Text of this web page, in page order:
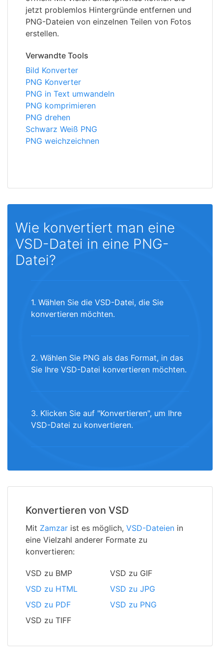
jetzt problemlos Hintergründe entfernen und
PNG-Dateien von einzelnen Teilen von Fotos
erstellen.
Verwandte Tools
Bild Konverter
PNG Konverter
PNG in Text umwandeln
PNG komprimieren
PNG drehen
Schwarz Weiß PNG
PNG weichzeichnen
Wie konvertiert man eine
VSD-Datei in eine PNG-
Datei?
1. Wählen Sie die VSD-Datei, die Sie
konvertieren möchten.
2. Wählen Sie PNG als das Format, in das
Sie Ihre VSD-Datei konvertieren möchten.
3. Klicken Sie auf "Konvertieren", um Ihre
VSD-Datei zu konvertieren.
Konvertieren von VSD
Mit Zamzar ist es möglich, VSD-Dateien in
eine Vielzahl anderer Formate zu
konvertieren:
VSD zu BMP
VSD zu GIF
VSD zu HTML
VSD zu JPG
VSD zu PDF
VSD zu PNG
VSD zu TIFF